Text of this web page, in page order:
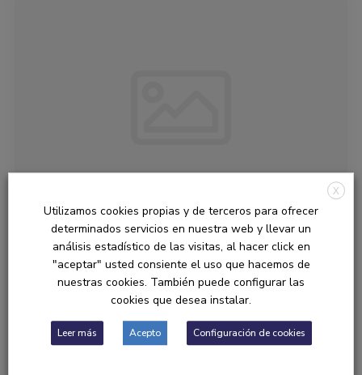
Sculpture
PRO
Crearé un busto personalizado de
madera utilizando un modelo de
elección
X
Utilizamos cookies propias y de terceros para ofrecer
determinados servicios en nuestra web y llevar un
análisis estadístico de las visitas, al hacer click en
"aceptar" usted consiente el uso que hacemos de
nuestras cookies. También puede configurar las
cookies que desea instalar.
Leer más Acepto Configuración de cookies